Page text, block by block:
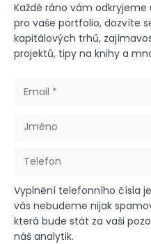
Každé ráno vám
pro vaše portfolio, dozvíte
kapitálových trhů,
projektů, tipy na knihy a
Vyplnění telefonního čísla
vás nebudeme nijak
která bude stát za vaši
náš analytik.